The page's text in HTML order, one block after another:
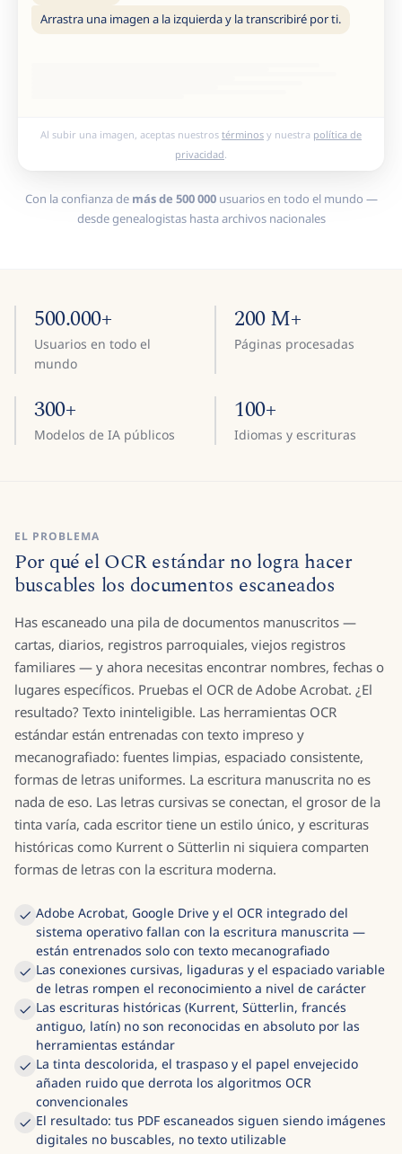
Arrastra una imagen a la izquierda y la transcribiré por ti.
Al subir una imagen, aceptas nuestros términos y nuestra política de
privacidad
Con la confianza de más de 500 000usuarios en todo el mundo —
desde genealogistas hasta archivos nacionales
500.000+
Usuarios en todo el
mundo
200 M+
Páginas procesadas
300+
Modelos de IA públicos
100+
Idiomas y escrituras
EL PROBLEMA
Por qué el OCR estándar no logra hacer
buscables los documentos escaneados
Has escaneado una pila de documentos manuscritos —
cartas, diarios, registros parroquiales, viejos registros
familiares — y ahora necesitas encontrar nombres, fechas o
lugares específicos. Pruebas el OCR de Adobe Acrobat. ¿El
resultado? Texto ininteligible. Las herramientas OCR
estándar están entrenadas con texto impreso y
mecanografiado: fuentes limpias, espaciado consistente,
formas de letras uniformes. La escritura manuscrita no es
nada de eso. Las letras cursivas se conectan, el grosor de la
tinta varía, cada escritor tiene un estilo único, y escrituras
históricas como Kurrent o Sütterlin ni siquiera comparten
formas de letras con la escritura moderna.
Adobe Acrobat, Google Drive y el OCR integrado del
sistema operativo fallan con la escritura manuscrita —
están entrenados solo con texto mecanografiado
Las conexiones cursivas, ligaduras y el espaciado variable
de letras rompen el reconocimiento a nivel de carácter
Las escrituras históricas (Kurrent, Sütterlin, francés
antiguo, latín) no son reconocidas en absoluto por las
herramientas estándar
La tinta descolorida, el traspaso y el papel envejecido
añaden ruido que derrota los algoritmos OCR
convencionales
El resultado: tus PDF escaneados siguen siendo imágenes
digitales no buscables, no texto utilizable